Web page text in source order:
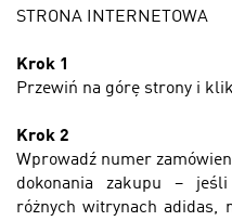
STRONA INTERNETOWA
Krok 1
Przewiń na górę strony i
Krok 2
Wprowadź numer
dokonania zakupu –
różnych witrynach adidas,